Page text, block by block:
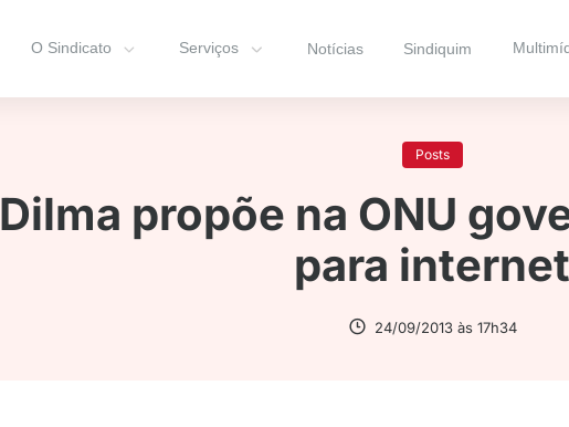
O Sindicato Serviços Notícias Sindiquim
Posts
Dilma propõe na ONU
para internet
24/09/2013 às 17h34